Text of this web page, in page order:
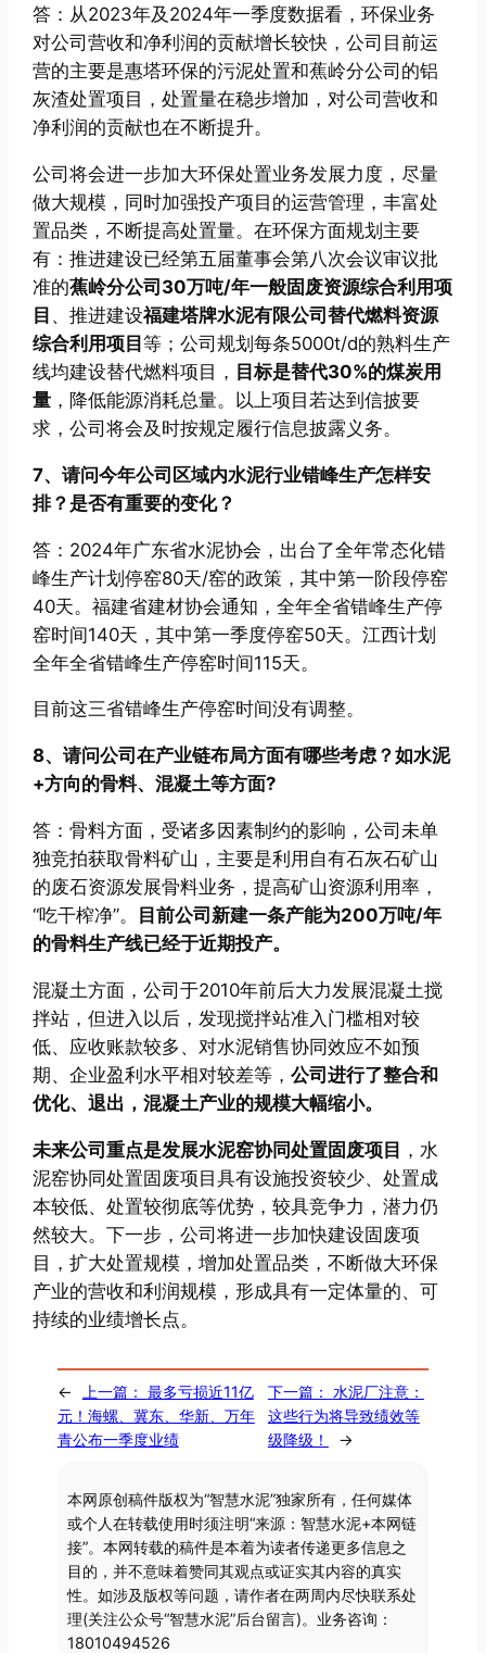
答：从2023年及2024年一季度数据看，环保业务
对公司营收和净利润的贡献增长较快，公司目前运
营的主要是惠塔环保的污泥处置和蕉岭分公司的铝
灰渣处置项目，处置量在稳步增加，对公司营收和
净利润的贡献也在不断提升。
公司将会进一步加大环保处置业务发展力度，尽量
做大规模，同时加强投产项目的运营管理，丰富处
置品类，不断提高处置量。在环保方面规划主要
有：推进建设已经第五届董事会第八次会议审议批
准的蕉岭分公司30万吨/年一般固废资源综合利用项
目 、推进建设福建塔牌水泥有限公司替代燃料资源
综合利用项目等；公司规划每条5000t/d的熟料生产
线均建设替代燃料项目， 目标是替代30%的煤炭用
量 ，降低能源消耗总量。以上项目若达到信披要
求，公司将会及时按规定履行信息披露义务。
7、请问今年公司区域内水泥行业错峰生产怎样安
排？是否有重要的变化？
答：2024年广东省水泥协会，出台了全年常态化错
峰生产计划停窑80天/窑的政策，其中第一阶段停窑
40天。福建省建材协会通知，全年全省错峰生产停
窑时间140天，其中第一季度停窑50天。江西计划
全年全省错峰生产停窑时间115天。
目前这三省错峰生产停窑时间没有调整。
8、请问公司在产业链布局方面有哪些考虑？如水泥
+方向的骨料、混凝土等方面?
答：骨料方面，受诸多因素制约的影响，公司未单
独竞拍获取骨料矿山，主要是利用自有石灰石矿山
的废石资源发展骨料业务，提高矿山资源利用率，
“吃干榨净”。
目前公司新建一条产能为200万吨/年
的骨料生产线已经于近期投产。
混凝土方面，公司于2010年前后大力发展混凝土搅
拌站，但进入以后，发现搅拌站准入门槛相对较
低、应收账款较多、对水泥销售协同效应不如预
期、企业盈利水平相对较差等，公司进行了整合和
优化、退出，混凝土产业的规模大幅缩小。
未来公司重点是发展水泥窑协同处置固废项目 ，水
泥窑协同处置固废项目具有设施投资较少、处置成
本较低、处置较彻底等优势，较具竞争力，潜力仍
然较大。下一步，公司将进一步加快建设固废项
目，扩大处置规模，增加处置品类，不断做大环保
产业的营收和利润规模，形成具有一定体量的、可
持续的业绩增长点。
← 上一篇： 最多亏损近11亿
元！海螺、冀东、华新、万年
青公布一季度业绩
下一篇： 水泥厂注意：
这些行为将导致绩效等
级降级！
→
本网原创稿件版权为“智慧水泥”独家所有，任何媒体
或个人在转载使用时须注明“来源：智慧水泥+本网链
接”。本网转载的稿件是本着为读者传递更多信息之
目的，并不意味着赞同其观点或证实其内容的真实
性。如涉及版权等问题，请作者在两周内尽快联系处
理(关注公众号“智慧水泥”后台留言)。业务咨询：
18010494526